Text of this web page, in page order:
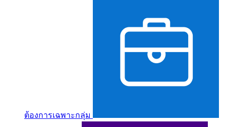
ต้องการเฉพาะกลุ่ม